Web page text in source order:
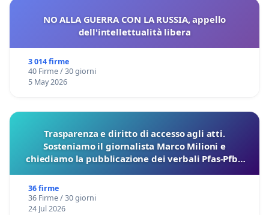
NO ALLA GUERRA CON LA RUSSIA, appello
dell'intellettualità libera
3 014 firme
40 Firme / 30 giorni
5 May 2026
Trasparenza e diritto di accesso agli atti.
Sosteniamo il giornalista Marco Milioni e
chiediamo la pubblicazione dei verbali Pfas-Pfba
36 firme
36 Firme / 30 giorni
24 Jul 2026